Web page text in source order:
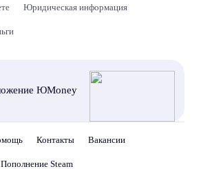
Юридическая информация
ЮMoney
Контакты Вакансии
Пополнение Steam